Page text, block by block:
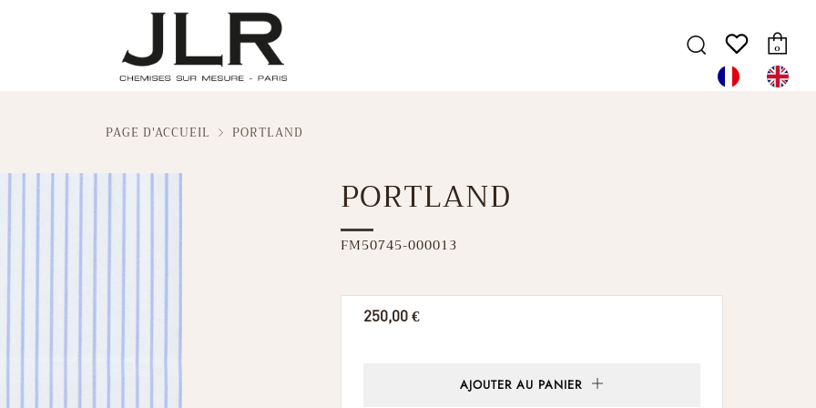
Recherche
0
PAGE D'ACCUEIL PORTLAND
PORTLAND
FM50745-000013
Prix
250,00 €
AJOUTER AU PANIER